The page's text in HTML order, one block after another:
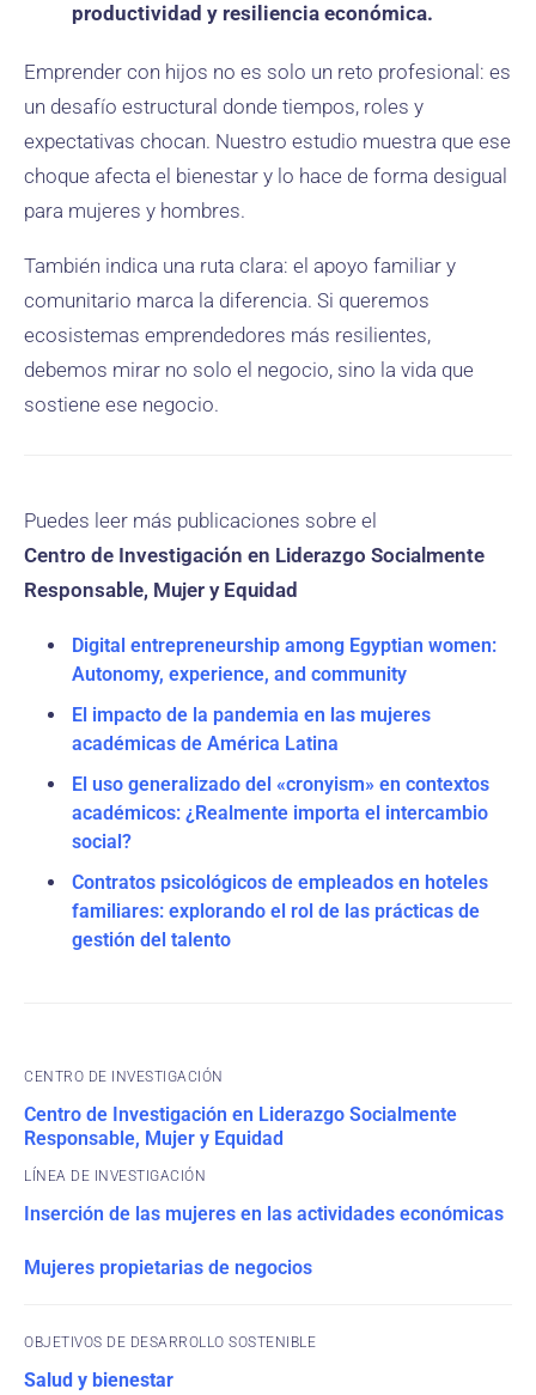
productividad y resiliencia económica.
Emprender con hijos no es solo un reto profesional: es
un desafío estructural donde tiempos, roles y
expectativas chocan. Nuestro estudio muestra que ese
choque afecta el bienestar y lo hace de forma desigual
para mujeres y hombres.
También indica una ruta clara: el apoyo familiar y
comunitario marca la diferencia. Si queremos
ecosistemas emprendedores más resilientes,
debemos mirar no solo el negocio, sino la vida que
sostiene ese negocio.
Puedes leer más publicaciones sobre el
Centro de Investigación en Liderazgo Socialmente
Responsable, Mujer y Equidad
Digital entrepreneurship among Egyptian women:
Autonomy, experience, and community
El impacto de la pandemia en las mujeres
académicas de América Latina
El uso generalizado del «cronyism» en contextos
académicos: ¿Realmente importa el intercambio
social?
Contratos psicológicos de empleados en hoteles
familiares: explorando el rol de las prácticas de
gestión del talento
CENTRO DE INVESTIGACIÓN
Centro de Investigación en Liderazgo Socialmente
Responsable, Mujer y Equidad
Inserción de las mujeres en las actividades económicas
Mujeres propietarias de negocios
OBJETIVOS DE DESARROLLO SOSTENIBLE
Salud y bienestar